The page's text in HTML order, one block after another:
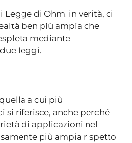
Legge di Ohm, in verità, ci
ben più ampia che
mediante
leggi.
a cui più
si riferisce, anche perché
di applicazioni nel
più ampia rispetto